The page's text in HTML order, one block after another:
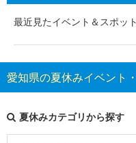
最近見たイベント＆スポッ
愛知県の夏休みイベント
夏休みカテゴリから探す